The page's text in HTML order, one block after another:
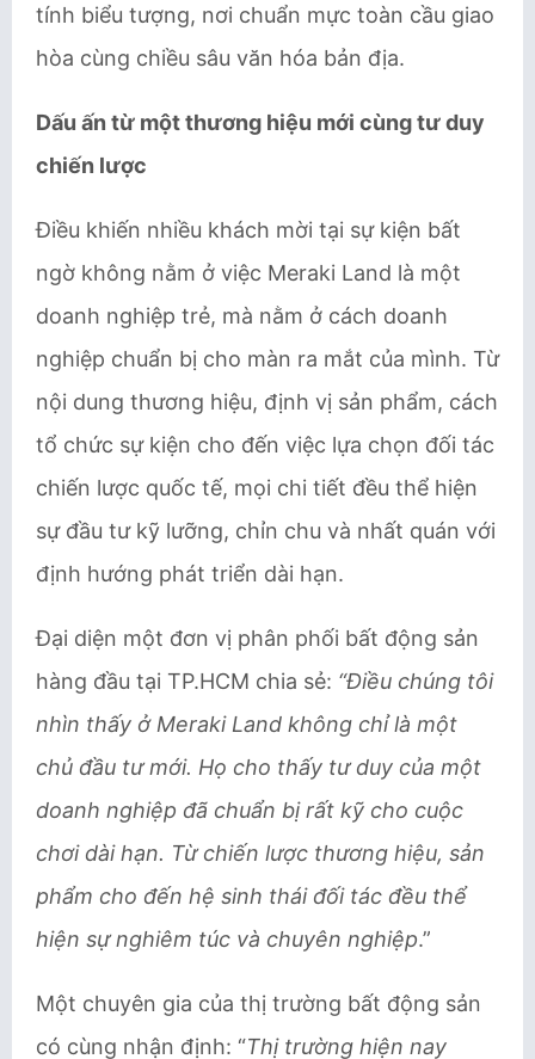
tính biểu tượng, nơi chuẩn mực toàn cầu giao
hòa cùng chiều sâu văn hóa bản địa.
Dấu ấn từ một thương hiệu mới cùng tư duy
chiến lược
Điều khiến nhiều khách mời tại sự kiện bất
ngờ không nằm ở việc Meraki Land là một
doanh nghiệp trẻ, mà nằm ở cách doanh
nghiệp chuẩn bị cho màn ra mắt của mình. Từ
nội dung thương hiệu, định vị sản phẩm, cách
tổ chức sự kiện cho đến việc lựa chọn đối tác
chiến lược quốc tế, mọi chi tiết đều thể hiện
sự đầu tư kỹ lưỡng, chỉn chu và nhất quán với
định hướng phát triển dài hạn.
Đại diện một đơn vị phân phối bất động sản
hàng đầu tại TP.HCM chia sẻ: “Điều chúng tôi
nhìn thấy ở Meraki Land không chỉ là một
chủ đầu tư mới. Họ cho thấy tư duy của một
doanh nghiệp đã chuẩn bị rất kỹ cho cuộc
chơi dài hạn. Từ chiến lược thương hiệu, sản
phẩm cho đến hệ sinh thái đối tác đều thể
hiện sự nghiêm túc và chuyên nghiệp.”
Một chuyên gia của thị trường bất động sản
có cùng nhận định: “Thị trường hiện nay